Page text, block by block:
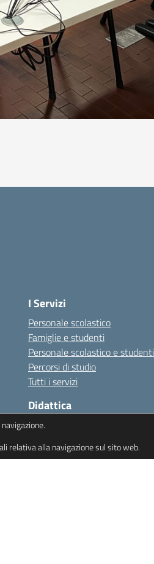
I Servizi
Personale scolastico
Famiglie e studenti
Personale scolastico e studenti
Percorsi di studio
Tutti i servizi
Didattica
Offerta formativa
Le schede didattiche
relativa alla navigazione sul sito web.